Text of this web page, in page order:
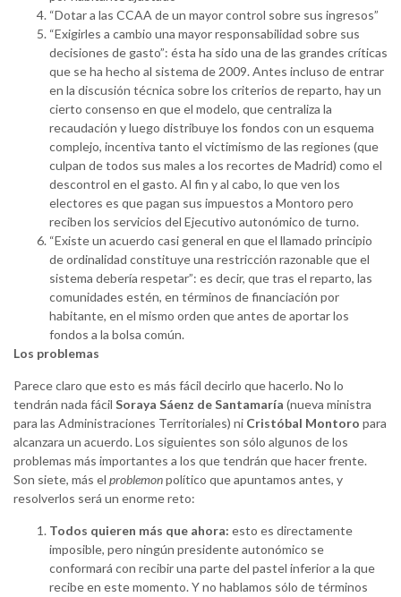
“Dotar a las CCAA de un mayor control sobre sus ingresos”
“Exigirles a cambio una mayor responsabilidad sobre sus
decisiones de gasto”: ésta ha sido una de las grandes críticas
que se ha hecho al sistema de 2009. Antes incluso de entrar
en la discusión técnica sobre los criterios de reparto, hay un
cierto consenso en que el modelo, que centraliza la
recaudación y luego distribuye los fondos con un esquema
complejo, incentiva tanto el victimismo de las regiones (que
culpan de todos sus males a los recortes de Madrid) como el
descontrol en el gasto. Al fin y al cabo, lo que ven los
electores es que pagan sus impuestos a Montoro pero
reciben los servicios del Ejecutivo autonómico de turno.
“Existe un acuerdo casi general en que el llamado principio
de ordinalidad constituye una restricción razonable que el
sistema debería respetar”: es decir, que tras el reparto, las
comunidades estén, en términos de financiación por
habitante, en el mismo orden que antes de aportar los
fondos a la bolsa común.
Los problemas
Parece claro que esto es más fácil decirlo que hacerlo. No lo
tendrán nada fácil Soraya Sáenz de Santamaría (nueva ministra
para las Administraciones Territoriales) ni Cristóbal Montoro para
alcanzara un acuerdo. Los siguientes son sólo algunos de los
problemas más importantes a los que tendrán que hacer frente.
Son siete, más el problemonpolítico que apuntamos antes, y
resolverlos será un enorme reto:
Todos quieren más que ahora: esto es directamente
imposible, pero ningún presidente autonómico se
conformará con recibir una parte del pastel inferior a la que
recibe en este momento. Y no hablamos sólo de términos